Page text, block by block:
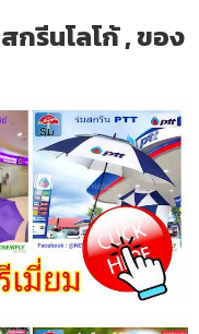
กรีนโลโก้ , ของ